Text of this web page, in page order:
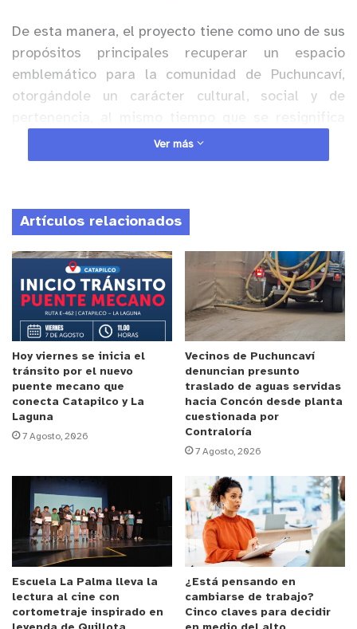
De esta manera, el proyecto tiene como uno de sus
propósitos principales recuperar un espacio
emblemático para la comunidad de Puchuncaví,
otorgándole un carácter cultural, social y de
como un hito de resiliencia para el territorio y sus
habitantes.
El Gobernador Regional de Valparaíso, Rodrigo
Mundaca,señaló al respecto que “Esto da cuenta
del compromiso que tiene el Gobierno Regional de
Valparaíso, que me toca liderar y conducir, con la
causa ambiental, pero el compromiso que tenemos
también con la dignidad de las personas. Este es
un proyecto extraordinariamente emblemático
para el país, lo que ocurrió, que significó la
contaminación de 42 alumnos, docentes y
funcionarios, es algo que no se puede volver a
repetir. Creo que es fundamental hoy día que el
sacrificio y sufrimiento ambiental. Aquí estamos
dando un paso significativo en esa perspectiva.
Creo que hoy día hablar sobre el modelo de
desarrollo que sea viable económicamente y
importante, pero también ese modelo debe ser
socialmente justo y ecológicamente más sano. En
Ver más
Artículos relacionados
Hoy viernes se inicia el
tránsito por el nuevo
puente mecano que
conecta Catapilco y La
Laguna
7 Agosto, 2026
Vecinos de Puchuncaví
denuncian presunto
traslado de aguas servidas
hacia Concón desde planta
cuestionada por
Contraloría
7 Agosto, 2026
Escuela La Palma lleva la
lectura al cine con
cortometraje inspirado en
¿Está pensando en
cambiarse de trabajo?
Cinco claves para decidir